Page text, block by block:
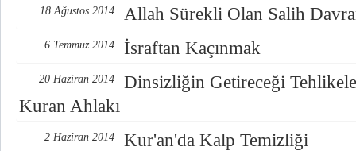
18 Ağustos 2014 Allah Sürekli Olan Salih
6 Temmuz 2014 İsraftan Kaçınmak
20 Haziran 2014
Dinsizliğin Getireceği
Kuran Ahlakı
2 Haziran 2014 Kur'an'da Kalp Temizliği